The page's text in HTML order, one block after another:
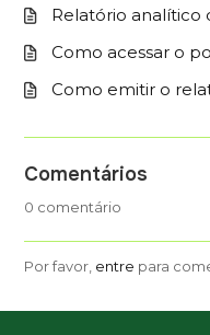
Relatório analítico
Como acessar o
Como emitir o
Comentários
0 comentário
Por favor, entre para